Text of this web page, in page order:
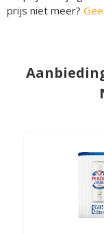
prijs niet meer?